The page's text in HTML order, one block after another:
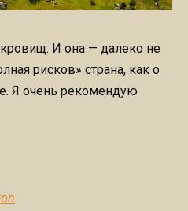
И она — далеко не
рисков» страна, как о
Я очень рекомендую